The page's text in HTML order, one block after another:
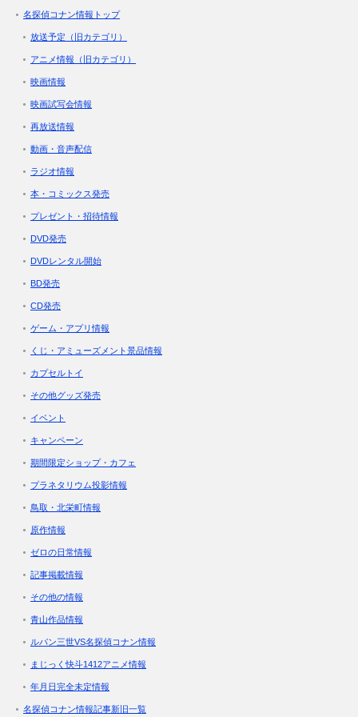
名探偵コナン情報トップ
放送予定（旧カテゴリ）
アニメ情報（旧カテゴリ）
映画情報
映画試写会情報
再放送情報
動画・音声配信
ラジオ情報
本・コミックス発売
プレゼント・招待情報
DVD発売
DVDレンタル開始
BD発売
CD発売
ゲーム・アプリ情報
くじ・アミューズメント景品情報
カプセルトイ
その他グッズ発売
イベント
キャンペーン
期間限定ショップ・カフェ
プラネタリウム投影情報
鳥取・北栄町情報
原作情報
ゼロの日常情報
記事掲載情報
その他の情報
青山作品情報
ルパン三世VS名探偵コナン情報
まじっく快斗1412アニメ情報
年月日完全未定情報
名探偵コナン情報記事新旧一覧